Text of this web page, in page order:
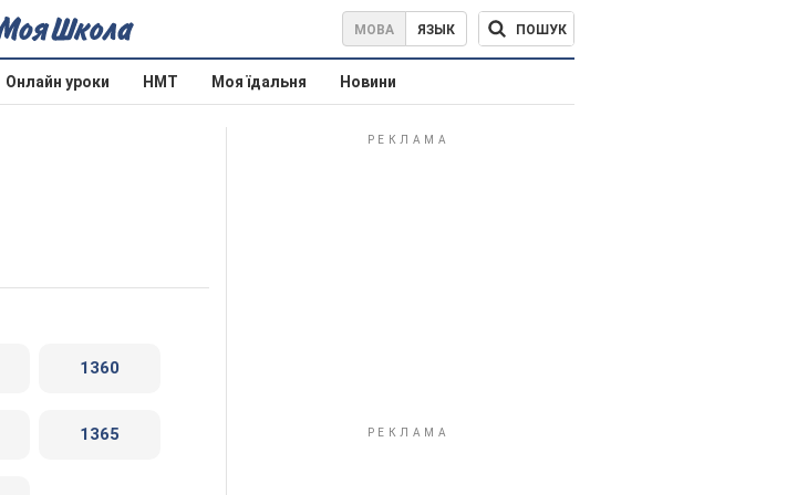
МОВА ЯЗЫК ПОШУК
Онлайн уроки НМТ Моя їдальня Новини
1360
1365